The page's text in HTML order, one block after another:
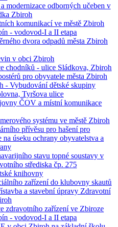
modernizace odborných učeben v
Zbiroh
komunikací ve městě Zbiroh
- vodovod-I a II etapa
dvora odpadů města Zbiroh
v obci Zbiroh
chodníků - ulice Sládkova, Zbiroh
pro obyvatele města Zbiroh
- Vybudování dětské skupiny
Tyršova ulice
ČOV a místní komunikace
systému ve městě Zbiroh
přívěsu pro hašení pro
na úseku ochrany obyvatelstva a
stavu topné soustavy v
střediska čp. 275
knihovny
zařízení do klubovny skautů
a stavební úpravy Zdravotní
zdravotního zařízení ve Zbiroze
- vodovod-I a II etapa